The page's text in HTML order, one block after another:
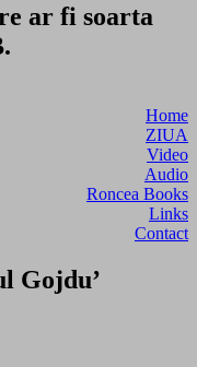
ar fi soarta
Home
ZIUA
Video
Audio
Roncea Books
Links
Contact
Gojdu’